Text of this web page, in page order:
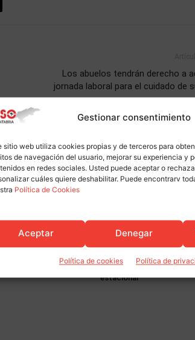
Gestionar consentimiento
sitio web utiliza cookies propias y de terceros para
de navegación del usuario, mejorar su experiencia y
en redes sociales. Usted puede aceptar o
cuáles quiere deshabilitar. Puede encontrarv
Política de Cookies
Aceptar Denegar
Política de cookies Política de
Los abuelos tendrán derecho a
jornada laboral para el cuidado de
en la presentación de
CES en la UIMP
Actualidad
récord tira con fuerza del
estacional